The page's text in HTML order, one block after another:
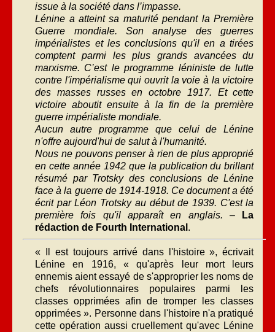
issue à la société dans l’impasse.
Lénine a atteint sa maturité pendant la Première
Guerre mondiale. Son analyse des guerres
impérialistes et les conclusions qu'il en a tirées
comptent parmi les plus grands avancées du
marxisme. C’est le programme léniniste de lutte
contre l'impérialisme qui ouvrit la voie à la victoire
des masses russes en octobre 1917. Et cette
victoire aboutit ensuite à la fin de la première
guerre impérialiste mondiale.
Aucun autre programme que celui de Lénine
n'offre aujourd'hui de salut à l'humanité.
Nous ne pouvons penser à rien de plus approprié
en cette année 1942 que la publication du brillant
résumé par Trotsky des conclusions de Lénine
face à la guerre de 1914-1918. Ce document a été
écrit par Léon Trotsky au début de 1939. C'est la
première fois qu'il apparaît en anglais. –
La
rédaction de Fourth International .
« Il est toujours arrivé dans l'histoire », écrivait
Lénine en 1916, « qu'après leur mort leurs
ennemis aient essayé de s'approprier les noms de
chefs révolutionnaires populaires parmi les
classes opprimées afin de tromper les classes
opprimées ». Personne dans l'histoire n'a pratiqué
cette opération aussi cruellement qu'avec Lénine